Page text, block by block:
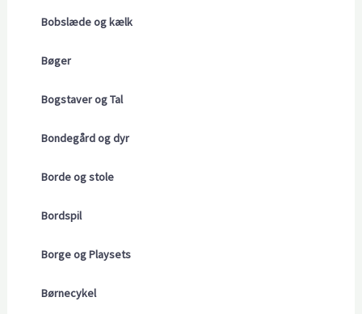
Bobslæde og kælk
Bøger
Bogstaver og Tal
Bondegård og dyr
Borde og stole
Bordspil
Borge og Playsets
Børnecykel